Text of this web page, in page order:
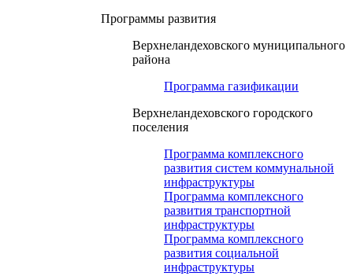
Программы развития
Верхнеландеховского муниципального
района
Программа газификации
Верхнеландеховского городского
поселения
Программа комплексного
развития систем коммунальной
инфраструктуры
Программа комплексного
развития транспортной
инфраструктуры
Программа комплексного
развития социальной
инфраструктуры